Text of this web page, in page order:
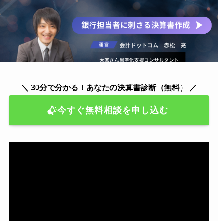
＼ 30分で分かる！あなたの決算書診断（無料） ／
今すぐ無料相談を申し込む